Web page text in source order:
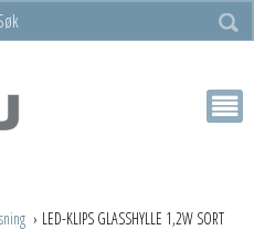
LED-KLIPS GLASSHYLLE 1,2W SORT